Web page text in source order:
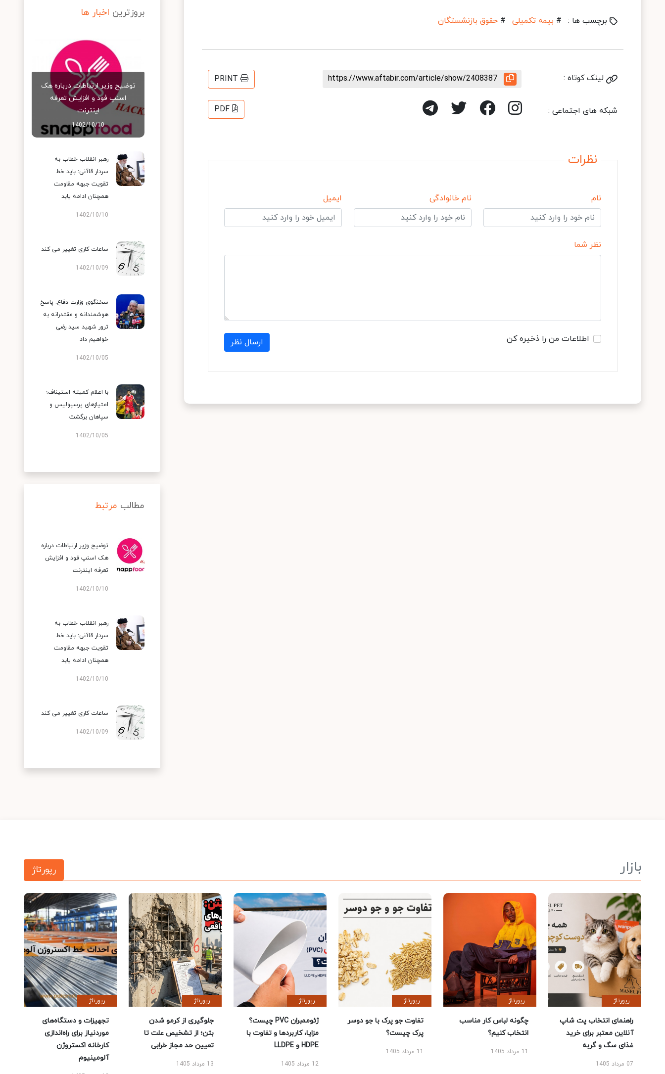
برچسب ها : # بیمه تکمیلی # حقوق بازنشستگان
لینک کوتاه : https://www.aftabir.com/article/show/2408387
PRINT
شبکه های اجتماعی : PDF
نظرات
نام نام خانوادگی ایمیل
نظر شما
اطلاعات من را ذخیره کن ارسال نظر
بروزترین اخبار ها
توضیح وزیر ارتباطات درباره هک
اسنپ‌ فود و افزایش تعرفه
اینترنت
1402/10/10
رهبر انقلاب خطاب به
سردار قاآنی: باید خط
تقویت جبهه مقاومت
همچنان ادامه یابد
1402/10/10
ساعات کاری تغییر می‌ کند
1402/10/09
سخنگوی وزارت دفاع: پاسخ
هوشمندانه و مقتدرانه به
ترور شهید سید رضی
خواهیم داد
1402/10/05
با اعلام کمیته استیناف؛
امتیازهای پرسپولیس و
سپاهان برگشت
1402/10/05
مطالب مرتبط
توضیح وزیر ارتباطات درباره
هک اسنپ‌ فود و افزایش
تعرفه اینترنت
1402/10/10
رهبر انقلاب خطاب به
سردار قاآنی: باید خط
تقویت جبهه مقاومت
همچنان ادامه یابد
1402/10/10
ساعات کاری تغییر می‌ کند
1402/10/09
بازار رپورتاژ
رپورتاژ
راهنمای انتخاب پت شاپ
آنلاین معتبر برای خرید
غذای سگ و گربه
07 مرداد 1405
رپورتاژ
چگونه لباس کار مناسب
انتخاب کنیم؟
11 مرداد 1405
رپورتاژ
تفاوت جو پرک با جو دوسر
پرک چیست؟
11 مرداد 1405
رپورتاژ
ژئوممبران PVC چیست؟
مزایا، کاربردها و تفاوت با
HDPE و LLDPE
12 مرداد 1405
رپورتاژ
جلوگیری از کرمو شدن
بتن؛ از تشخیص علت تا
تعیین حد مجاز خرابی
13 مرداد 1405
رپورتاژ
تجهیزات و دستگاه‌های
موردنیاز برای راه‌اندازی
کارخانه اکستروژن
آلومینیوم